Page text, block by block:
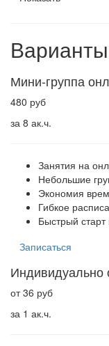
Мини-группа
480 руб
за 8 ак.ч.
Занятия на
Небольшие
Экономия
Гибкое
Быстрый старт
Записаться
Индивидуально
от 36 руб
за 1 ак.ч.